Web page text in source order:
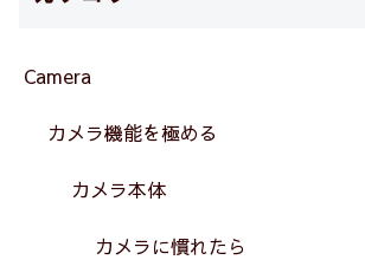
Camera
カメラ機能を極める
カメラ本体
カメラに慣れたら